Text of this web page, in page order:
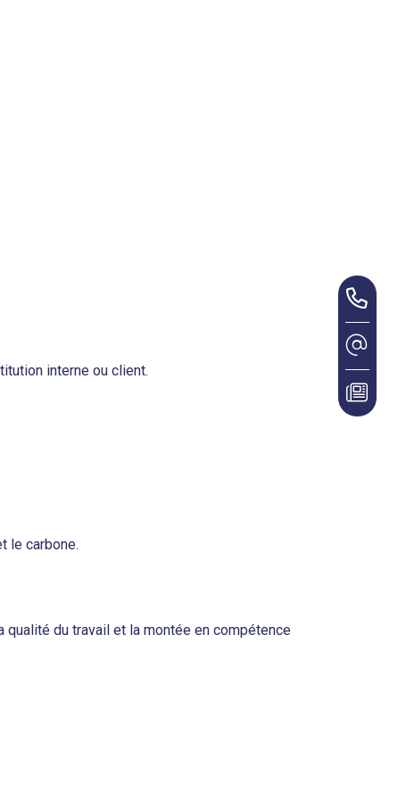
interne ou client.
le carbone.
du travail et la montée en compétence